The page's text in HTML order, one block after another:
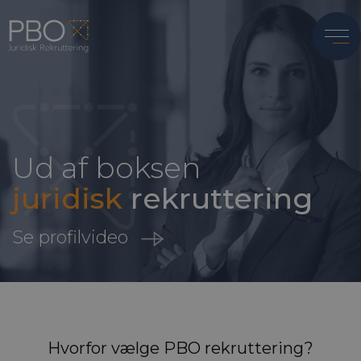
Ud af boksen
juridisk rekruttering
Se profilvideo
Hvorfor vælge PBO rekruttering?